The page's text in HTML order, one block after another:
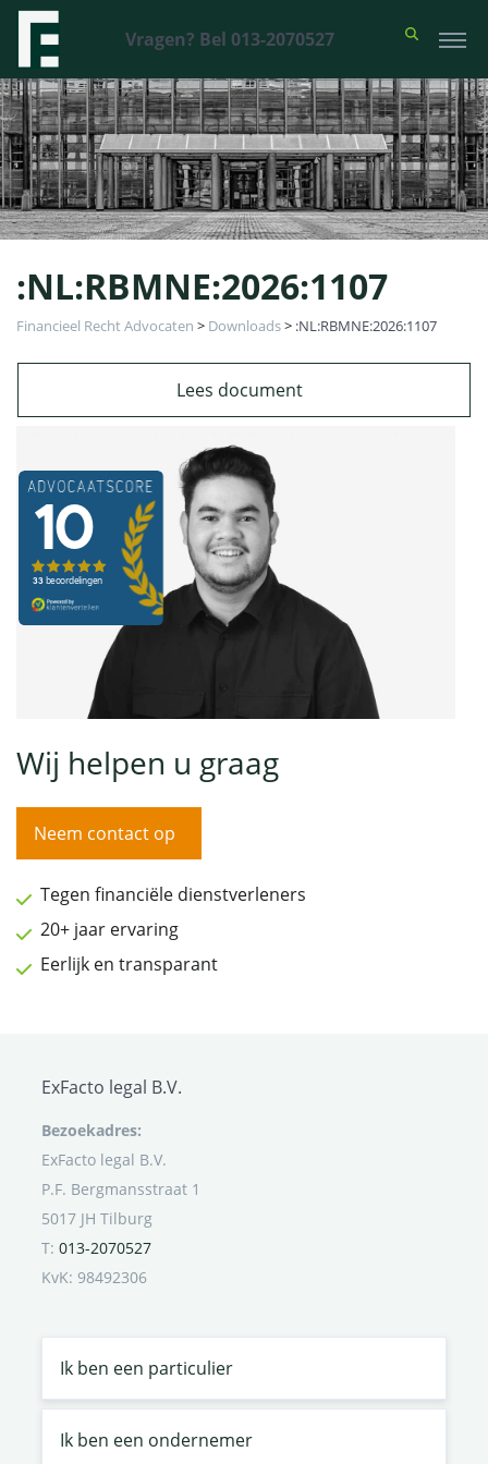
Vragen? Bel 013-2070527
:NL:RBMNE:2026:1107
Financieel Recht Advocaten > Downloads> :NL:RBMNE:2026:1107
Lees document
Wij helpen u graag
Neem contact op
Tegen financiële dienstverleners
20+ jaar ervaring
Eerlijk en transparant
ExFacto legal B.V.
Bezoekadres:
ExFacto legal B.V.
P.F. Bergmansstraat 1
5017 JH Tilburg
T: 013-2070527
KvK: 98492306
Ik ben een particulier
Ik ben een ondernemer